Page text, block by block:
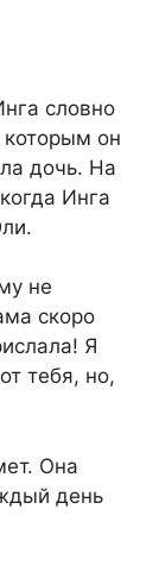
словно
он
дочь. На
Инга
не
скоро
Я
тебя, но,
Она
день